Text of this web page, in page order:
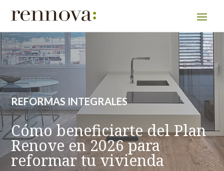
REFORMAS INTEGRALES
Cómo beneficiarte del Plan
Renove en 2026 para
reformar tu vivienda